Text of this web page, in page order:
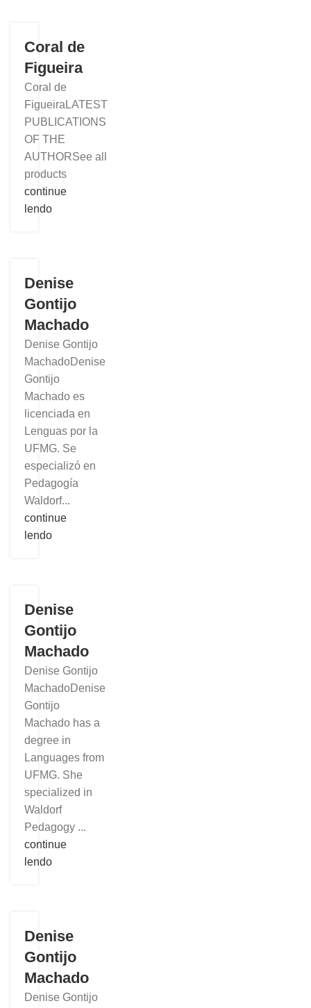
Coral de
Figueira
Coral de
FigueiraLATEST
PUBLICATIONS
OF THE
AUTHORSee all
products
continue
lendo
Denise
Gontijo
Machado
Denise Gontijo
MachadoDenise
Gontijo
Machado es
licenciada en
Lenguas por la
UFMG. Se
especializó en
Pedagogía
Waldorf...
continue
lendo
Denise
Gontijo
Machado
Denise Gontijo
MachadoDenise
Gontijo
Machado has a
degree in
Languages from
UFMG. She
specialized in
Waldorf
Pedagogy ...
continue
lendo
Denise
Gontijo
Machado
Denise Gontijo